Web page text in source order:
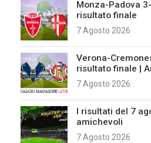
Monza-Padova
risultato finale
7 Agosto 2026
Verona-
risultato finale |
7 Agosto 2026
I risultati del 7
amichevoli
7 Agosto 2026